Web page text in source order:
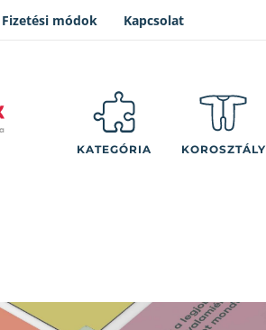
Fizetési módok Kapcsolat
KATEGÓRIA KOROSZTÁLY